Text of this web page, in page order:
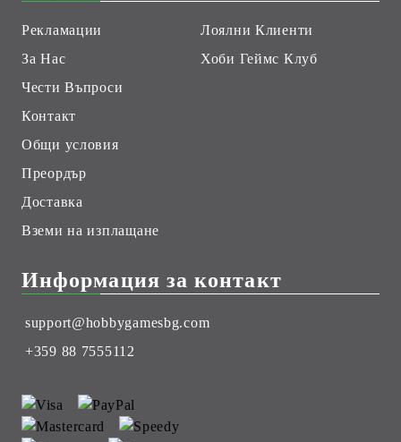
Рекламации
За Нас
Чести Въпроси
Контакт
Общи условия
Преордър
Доставка
Вземи на изплащане
Лоялни Клиенти
Хоби Геймс Клуб
Информация за контакт
support@hobbygamesbg.com
+359 88 7555112